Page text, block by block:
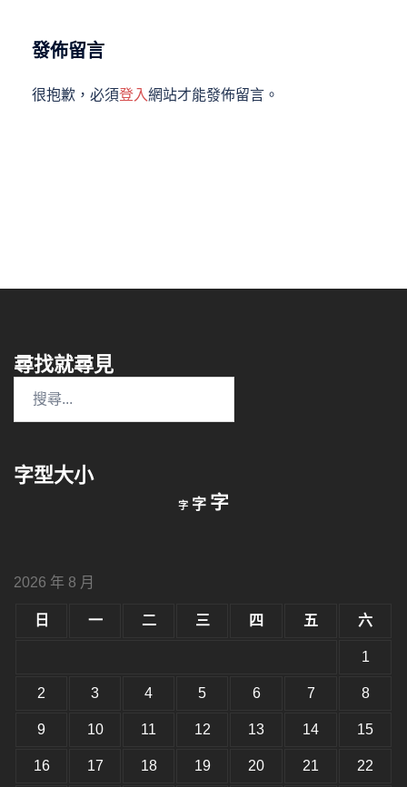
發佈留言
很抱歉，必須登入網站才能發佈留言。
尋找就尋見
字:
字型大小
字 小
字重
小。
字放
2026 年 8 月
日 一 二 三 四 五 六
1
2 3 4 5 6 7 8
9 10 11 12 13 14 15
16 17 18 19 20 21 22